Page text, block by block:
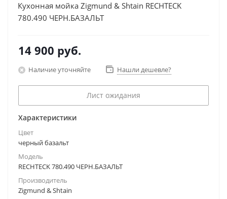
Кухонная мойка Zigmund & Shtain RECHTECK
780.490 ЧЕРН.БАЗАЛЬТ
14 900 руб.
Наличие уточняйте Нашли дешевле?
Лист ожидания
Характеристики
Цвет
черный базальт
Модель
RECHTECK 780.490 ЧЕРН.БАЗАЛЬТ
Производитель
Zigmund & Shtain